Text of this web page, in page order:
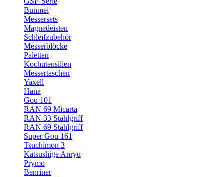
Bunmei
Messersets
Magnetleisten
Schleifzubehör
Messerblöcke
Paletten
Kochutensilien
Messertaschen
Yaxell
Hana
Gou 101
RAN 69 Micarta
RAN 33 Stahlgriff
RAN 69 Stahlgriff
Super Gou 161
Tsuchimon 3
Katsushige Anryu
Prymo
Benriner